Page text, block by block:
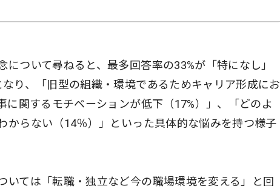
ついて尋ねると、最多回答率の33%が「特になし」
り、「旧型の組織・環境であるためキャリア形成にお
に関するモチベーションが低下（17%）」、「どのよ
からない（14％）」といった具体的な悩みを持つ様子
いては「転職・独立など今の職場環境を変える」と回